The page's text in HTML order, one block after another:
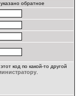
обратное
код по какой-то другой